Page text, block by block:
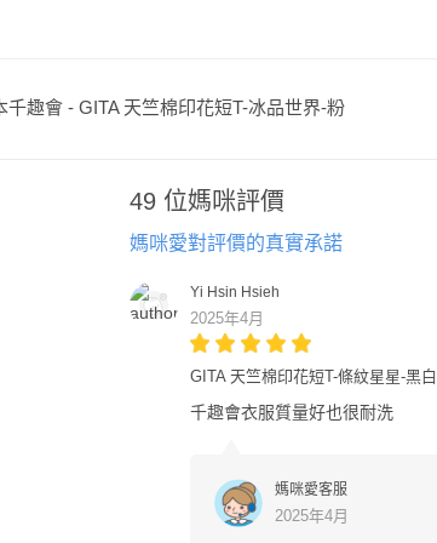
千趣會 - GITA 天竺棉印花短T-冰品世界-粉
49 位媽咪評價
媽咪愛對評價的真實承諾
Yi Hsin Hsieh
2025年4月
GITA 天竺棉印花短T-條紋星星-黑白
千趣會衣服質量好也很耐洗
媽咪愛客服
2025年4月